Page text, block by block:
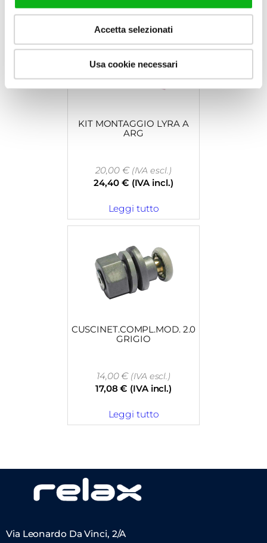
Accetta selezionati
Usa cookie necessari
KIT MONTAGGIO LYRA A
ARG
20,00 €(IVA escl.)
24,40 € (IVA incl.)
Leggi tutto
CUSCINET.COMPL.MOD. 2.0
GRIGIO
14,00€(IVA escl.)
17,08€ (IVA incl.)
Leggi tutto
Via Leonardo Da Vinci, 2/A